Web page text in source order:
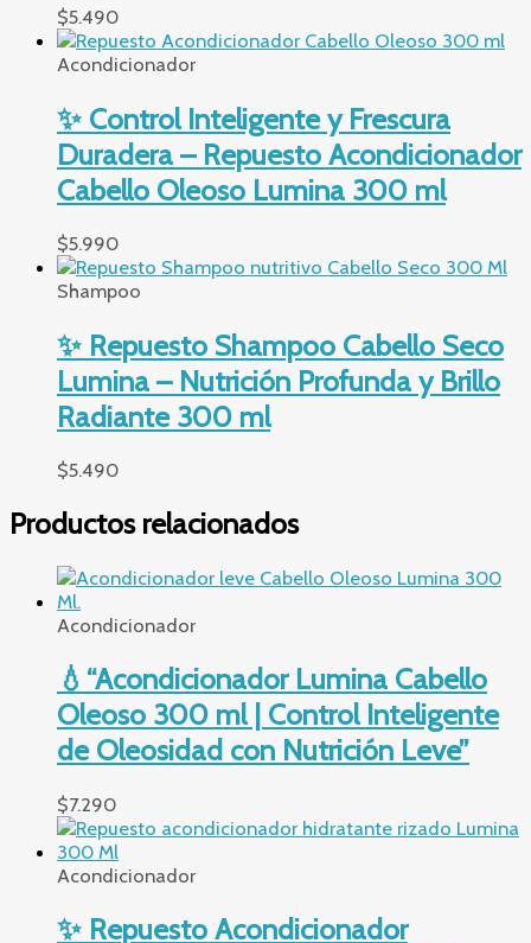
$5.490
Acondicionador
✨ Control Inteligente y Frescura
Duradera – Repuesto Acondicionador
Cabello Oleoso Lumina 300 ml
$5.990
Shampoo
✨ Repuesto Shampoo Cabello Seco
Lumina – Nutrición Profunda y Brillo
Radiante 300 ml
$5.490
Productos relacionados
Acondicionador
💧“Acondicionador Lumina Cabello
Oleoso 300 ml | Control Inteligente
de Oleosidad con Nutrición Leve”
$7.290
Acondicionador
✨ Repuesto Acondicionador